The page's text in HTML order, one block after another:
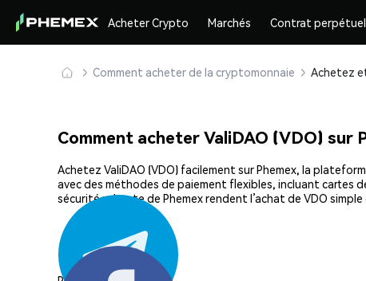
Acheter Crypto Marchés Contrat
Comment acheter de la cryptomonnaie
Comment acheter ValiDAO (VDO) sur
Achetez ValiDAO (VDO) facilement sur Phemex, la
avec des méthodes de paiement flexibles, incluant cartes
sécurité robuste de Phemex rendent l’achat de VDO